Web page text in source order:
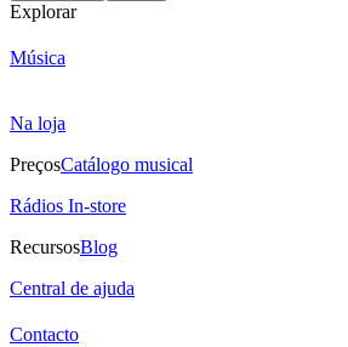
Explorar
Música
Na loja
PreçosCatálogo musical
Rádios In-store
RecursosBlog
Central de ajuda
Contacto